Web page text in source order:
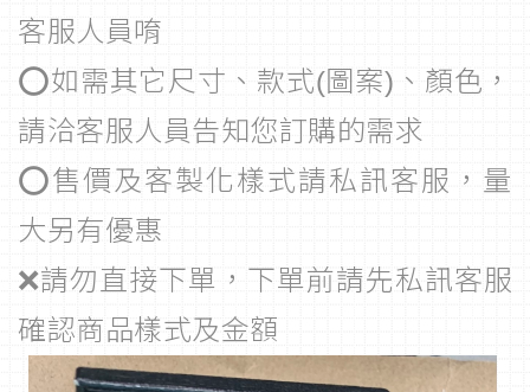
客服人員唷
⭕如需其它尺寸、款式(圖案)、顏色，
請洽客服人員告知您訂購的需求
⭕售價及客製化樣式請私訊客服，量
大另有優惠
❌請勿直接下單，下單前請先私訊客服
確認商品樣式及金額